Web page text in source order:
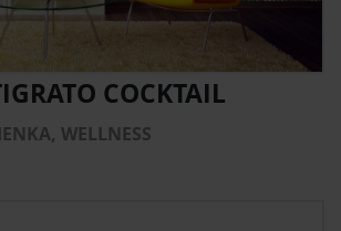
COCKTAIL
WELLNESS